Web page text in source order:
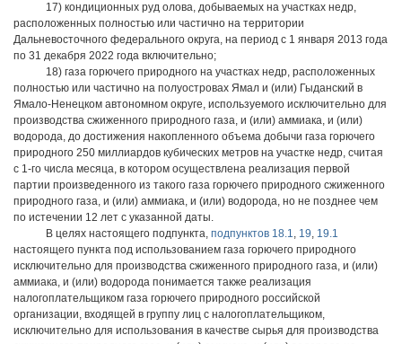
17) кондиционных руд олова, добываемых на участках недр,
расположенных полностью или частично на территории
Дальневосточного федерального округа, на период с 1 января 2013 года
по 31 декабря 2022 года включительно;
18) газа горючего природного на участках недр, расположенных
полностью или частично на полуостровах Ямал и (или) Гыданский в
Ямало-Ненецком автономном округе, используемого исключительно для
производства сжиженного природного газа, и (или) аммиака, и (или)
водорода, до достижения накопленного объема добычи газа горючего
природного 250 миллиардов кубических метров на участке недр, считая
с 1-го числа месяца, в котором осуществлена реализация первой
партии произведенного из такого газа горючего природного сжиженного
природного газа, и (или) аммиака, и (или) водорода, но не позднее чем
по истечении 12 лет с указанной даты.
В целях настоящего подпункта, подпунктов 18.1, 19, 19.1
настоящего пункта под использованием газа горючего природного
исключительно для производства сжиженного природного газа, и (или)
аммиака, и (или) водорода понимается также реализация
налогоплательщиком газа горючего природного российской
организации, входящей в группу лиц с налогоплательщиком,
исключительно для использования в качестве сырья для производства